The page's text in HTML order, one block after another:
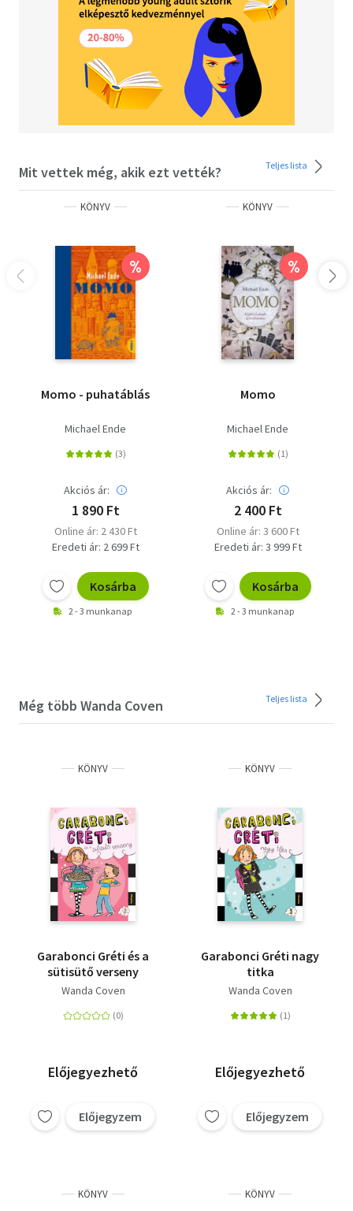
Mit vettek még, akik ezt vették? Teljes lista
KÖNYV
%
Momo - puhatáblás
Michael Ende
Akciós ár:
1 890 Ft
Online ár: 2 430 Ft
Eredeti ár: 2 699 Ft
Kosárba
2 - 3 munkanap
KÖNYV
%
Momo
Michael Ende
Akciós ár:
2 400 Ft
Online ár: 3 600 Ft
Eredeti ár: 3 999 Ft
Kosárba
2 - 3 munkanap
Még több Wanda Coven Teljes lista
KÖNYV
Garabonci Gréti és a
sütisütő verseny
Wanda Coven
Előjegyezhető
Előjegyzem
KÖNYV
Garabonci Gréti nagy
titka
Wanda Coven
Előjegyezhető
Előjegyzem
KÖNYV KÖNYV